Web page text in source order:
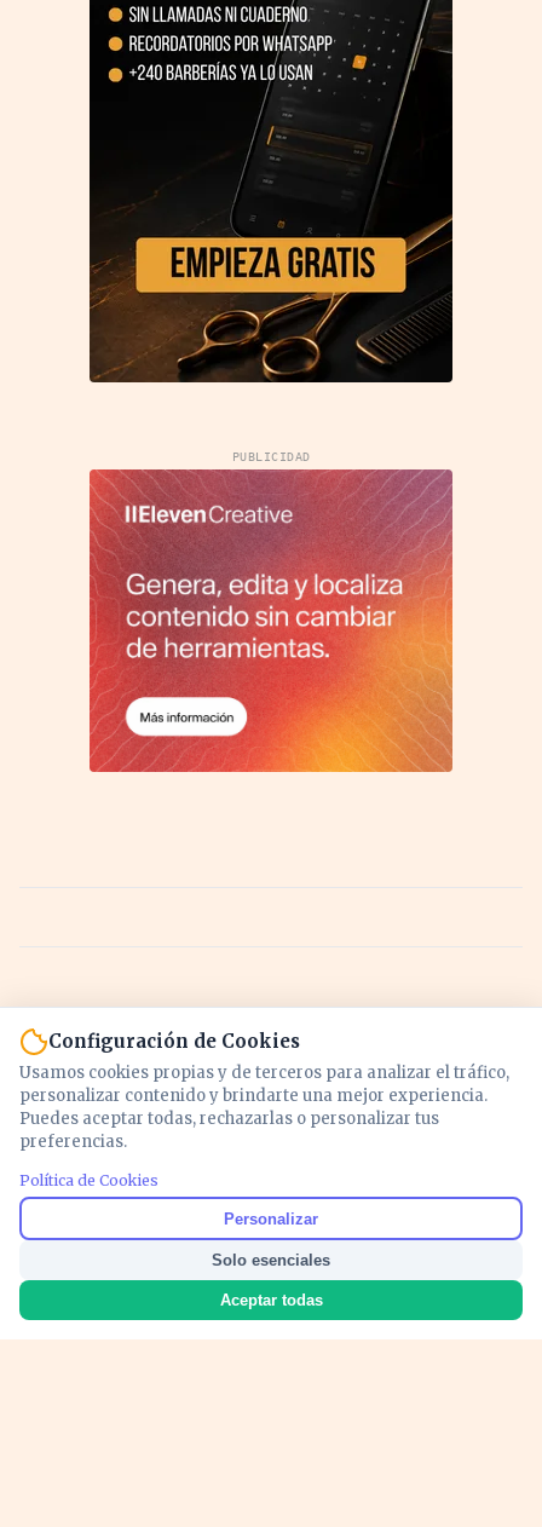
PUBLICIDAD
Noticias y análisis de economía, mercados,
inversión y política. Información actualizada
para entender lo que mueve tu dinero y tu
país.
Configuración de Cookies
Usamos cookies propias y de terceros para analizar el tráfico,
personalizar contenido y brindarte una mejor experiencia.
Puedes aceptar todas, rechazarlas o personalizar tus
preferencias.
Política de Cookies
Personalizar
Solo esenciales
Aceptar todas